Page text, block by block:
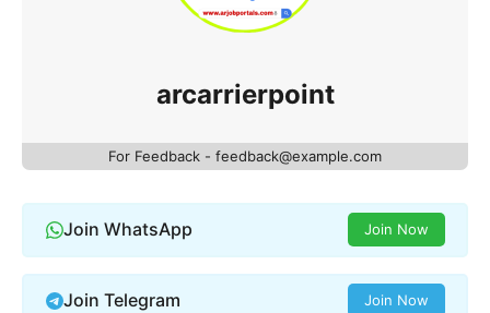
arcarrierpoint
For Feedback - feedback@example.com
Join WhatsApp Join Now
Join Telegram Join Now